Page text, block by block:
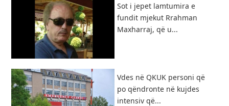
Sot i jepet lamtumira e
fundit mjekut Rrahman
Maxharraj, që u...
Vdes në QKUK personi që
po qëndronte në kujdes
intensiv që...